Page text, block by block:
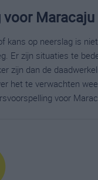
Maracaju
op neerslag is
Er zijn situaties te
zijn dan de
het te verwachten
voor